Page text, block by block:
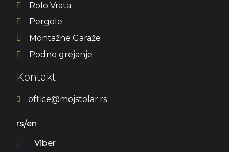
Rolo Vrata
Pergole
Montažne Garaže
Podno grejanje
Kontakt
office@mojstolar.rs
rs/en
Viber